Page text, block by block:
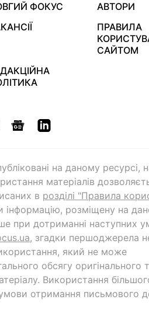
ФОКУС
АВТОРИ
ПРАВИЛА
САЙТОМ
на даному ресурсі,
матеріалів
в розділі "Правила
інформацію, розміщену на
при дотриманні наступних
, згадки першоджерела
який не може
обсягу оригінального
Використання
отримання письмового